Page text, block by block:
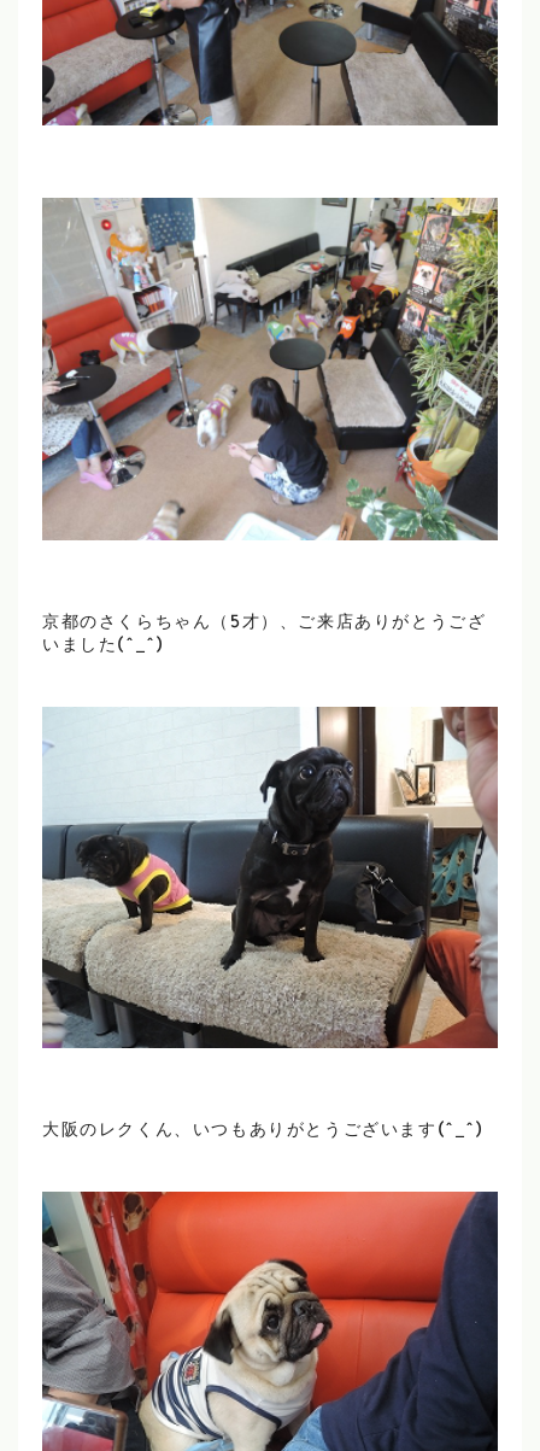
京都のさくらちゃん（5才）、ご来店ありがとうござ
いました(^_^)
大阪のレクくん、いつもありがとうございます(^_^)